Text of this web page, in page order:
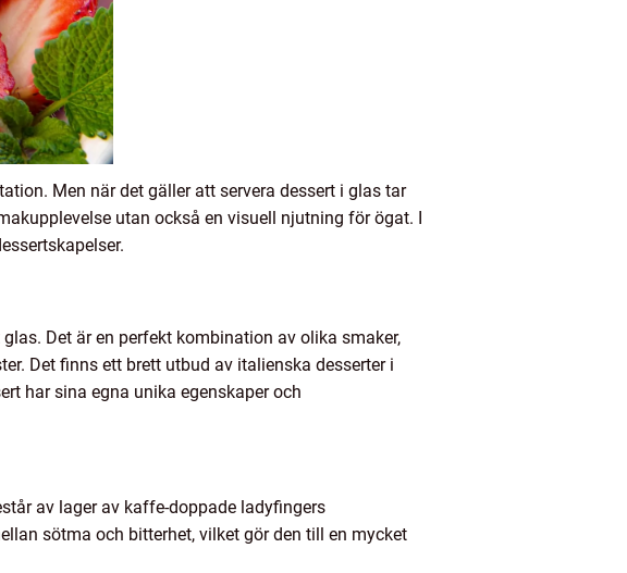
Men när det gäller att servera dessert i glas tar
utan också en visuell njutning för ögat. I
Det är en perfekt kombination av olika smaker,
Det finns ett brett utbud av italienska desserter i
har sina egna unika egenskaper och
av lager av kaffe-doppade ladyfingers
sötma och bitterhet, vilket gör den till en mycket